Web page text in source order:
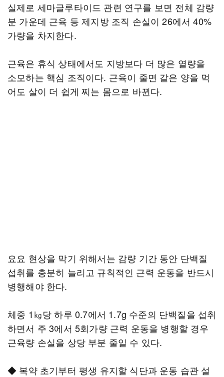
실제로 세마글루타이드 관련 연구를 보면 전체 감량
분 가운데 근육 등 제지방 조직 손실이 26에서 40%
가량을 차지한다.
근육은 휴식 상태에서도 지방보다 더 많은 열량을
소모하는 핵심 조직이다. 근육이 줄면 같은 양을 먹
어도 살이 더 쉽게 찌는 몸으로 바뀐다.
요요 현상을 막기 위해서는 감량 기간 동안 단백질
섭취를 충분히 늘리고 규칙적인 근력 운동을 반드시
병행해야 한다.
체중 1㎏당 하루 0.7에서 1.7g 수준의 단백질을 섭취
하면서 주 3에서 5회가량 근력 운동을 병행할 경우
근육량 손실을 상당 부분 줄일 수 있다.
◆ 복약 초기부터 평생 유지할 식단과 운동 습관 설